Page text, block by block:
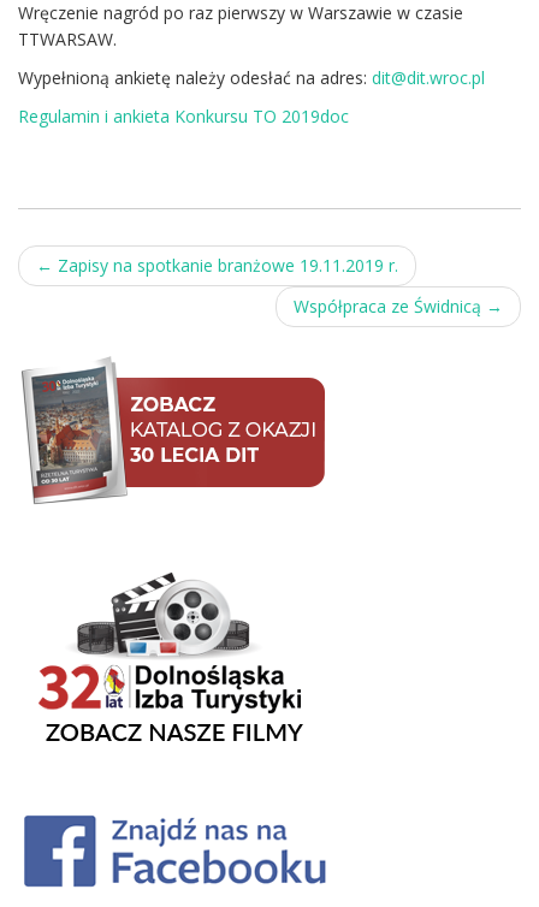
Wręczenie nagród po raz pierwszy w Warszawie w czasie
TTWARSAW.
Wypełnioną ankietę należy odesłać na adres: dit@dit.wroc.pl
Regulamin i ankieta Konkursu TO 2019doc
Post
← Zapisy na spotkanie branżowe 19.11.2019 r.
Współpraca ze Świdnicą →